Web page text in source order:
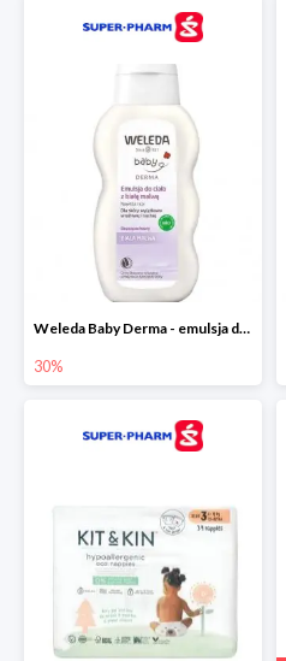
Weleda Baby Derma - emulsja do ciała dla niemowląt i dzieci
30%